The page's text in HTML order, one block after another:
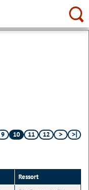
9 10 11
12
Ressort